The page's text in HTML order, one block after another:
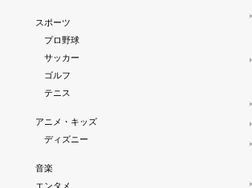
スポーツ
プロ野球
サッカー
ゴルフ
テニス
アニメ・キッズ
ディズニー
音楽
エンタメ